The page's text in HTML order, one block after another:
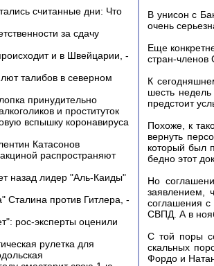
считанные дни: Что
за сдачу
и в Швейцарии, -
талибов в северном
принудительно
и проституток
вспышку коронавируса
Катасонов
распространяют
назад лидер "Аль-Каиды"
Сталина против Гитлера, -
рос-эксперты оценили
рулетка для
В унисон с
очень
Еще
стран-членов
К
шесть
предстоит
Похоже, к
вернуть
который был
бедно этот
Но
заявлением,
соглашения с
СВПД. А в
С той поры
скальных
Фордо и